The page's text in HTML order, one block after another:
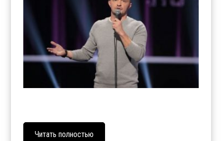
Читать полностью